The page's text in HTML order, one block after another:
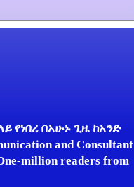
የነበረ በአሁኑ ጊዜ ከአንድ
and Consultant
million readers from